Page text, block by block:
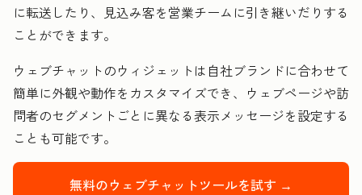
に転送したり、見込み客を営業チームに引き継いだりする
ことができます。
ウェブチャットのウィジェットは自社ブランドに合わせて
簡単に外観や動作をカスタマイズでき、ウェブページや訪
問者のセグメントごとに異なる表示メッセージを設定する
ことも可能です。
無料のウェブチャットツールを試す →